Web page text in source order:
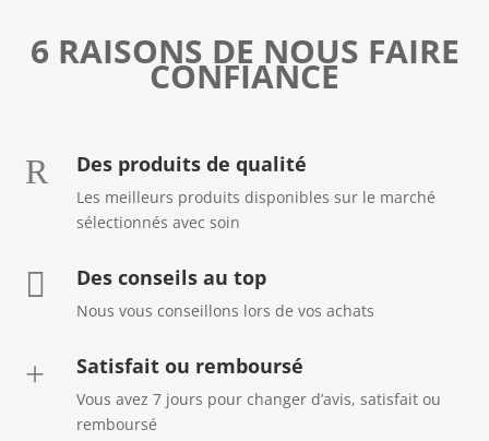
6 RAISONS DE NOUS FAIRE
CONFIANCE
R Des produits de qualité
Les meilleurs produits disponibles sur le marché
sélectionnés avec soin
 Des conseils au top
Nous vous conseillons lors de vos achats
+ Satisfait ou remboursé
Vous avez 7 jours pour changer d’avis, satisfait ou
remboursé